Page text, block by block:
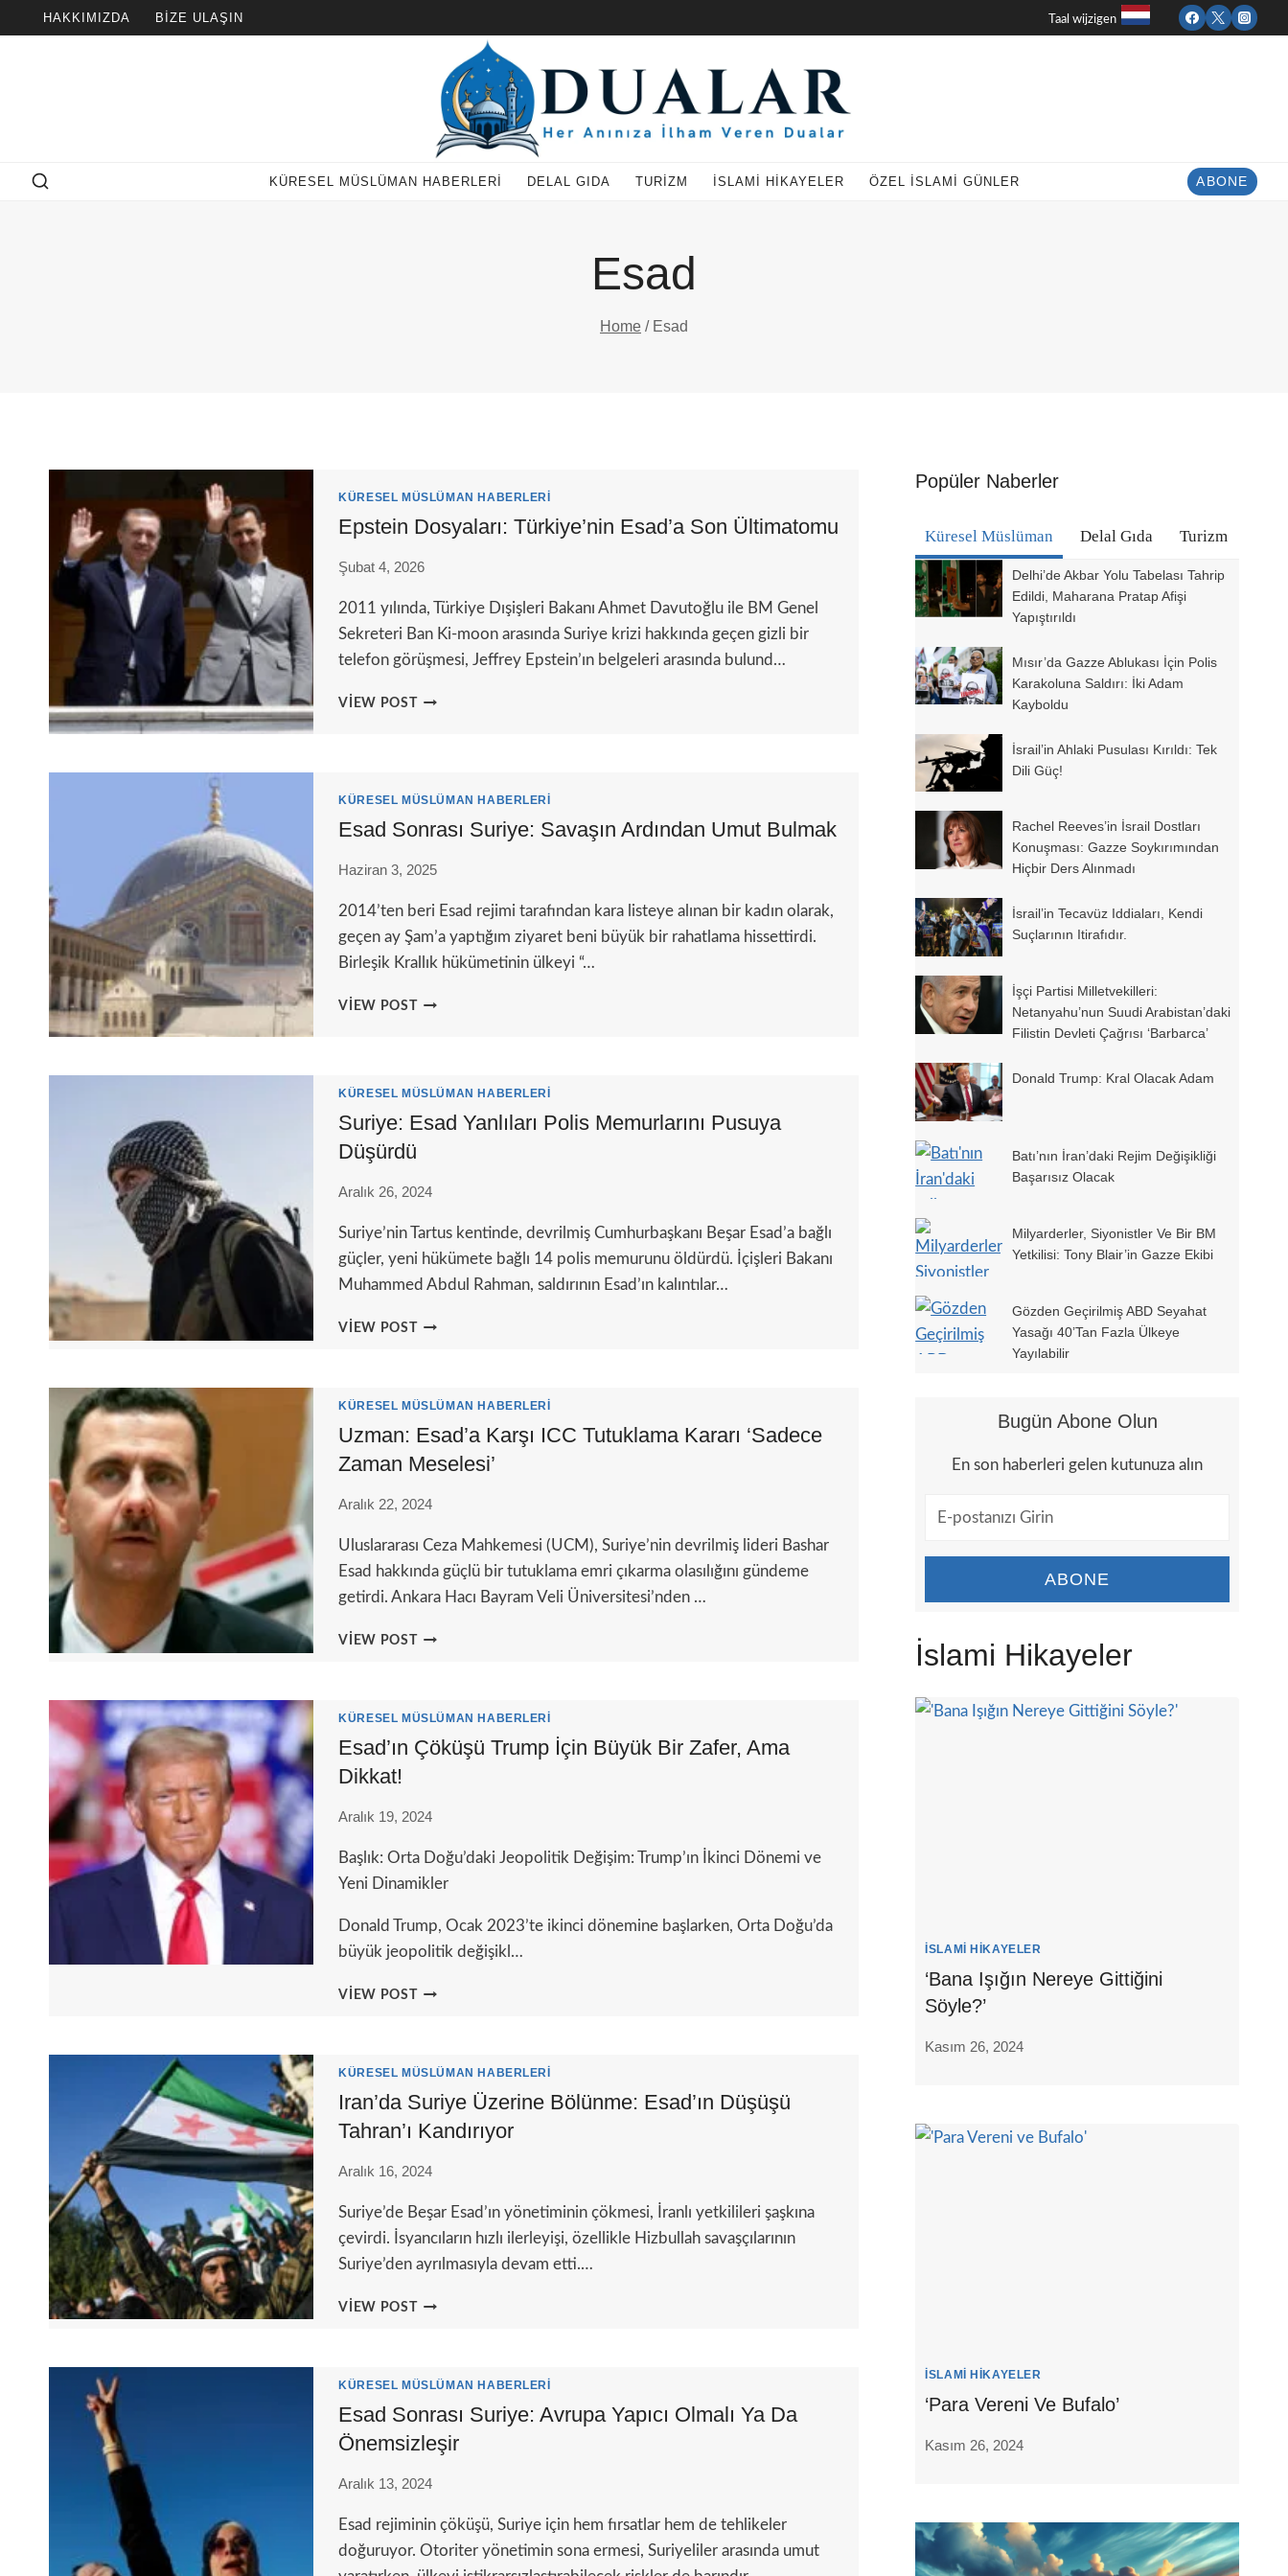
to
HAKKIMIZDA BIZE ULAŞIN Taal wijzigen
KÜRESEL MÜSLÜMAN HABERLERI DELAL GIDA TURIZM İSLAMI HIKAYELER ÖZEL İSLAMI GÜNLER ABONE
Esad
Home / Esad
KÜRESEL MÜSLÜMAN HABERLERI
Epstein Dosyaları: Türkiye’nin Esad’a Son Ültimatomu
Şubat 4, 2026
2011 yılında, Türkiye Dışişleri Bakanı Ahmet Davutoğlu ile BM Genel
Sekreteri Ban Ki-moon arasında Suriye krizi hakkında geçen gizli bir
telefon görüşmesi, Jeffrey Epstein’ın belgeleri arasında bulund…
VIEW POST EPSTEIN
ÜLTIMATOMU
KÜRESEL MÜSLÜMAN HABERLERI
Esad Sonrası Suriye: Savaşın Ardından Umut Bulmak
Haziran 3, 2025
2014’ten beri Esad rejimi tarafından kara listeye alınan bir kadın olarak,
geçen ay Şam’a yaptığım ziyaret beni büyük bir rahatlama hissettirdi.
Birleşik Krallık hükümetinin ülkeyi “…
VIEW POST ESAD
UMUT
BULMAK
KÜRESEL MÜSLÜMAN HABERLERI
Suriye: Esad Yanlıları Polis Memurlarını Pusuya
Düşürdü
Aralık 26, 2024
Suriye’nin Tartus kentinde, devrilmiş Cumhurbaşkanı Beşar Esad’a bağlı
güçler, yeni hükümete bağlı 14 polis memurunu öldürdü. İçişleri Bakanı
Muhammed Abdul Rahman, saldırının Esad’ın kalıntılar…
VIEW POST SURIYE:
MEMURLARINI
DÜŞÜRDÜ
KÜRESEL MÜSLÜMAN HABERLERI
Uzman: Esad’a Karşı ICC Tutuklama Kararı ‘sadece
Zaman Meselesi’
Aralık 22, 2024
Uluslararası Ceza Mahkemesi (UCM), Suriye’nin devrilmiş lideri Bashar
Esad hakkında güçlü bir tutuklama emri çıkarma olasılığını gündeme
getirdi. Ankara Hacı Bayram Veli Üniversitesi’nden …
VIEW POST UZMAN:
TUTUKLAMA
‘SADECE
KÜRESEL MÜSLÜMAN HABERLERI
Esad’ın Çöküşü Trump İçin Büyük Bir Zafer, Ama
Dikkat!
Aralık 19, 2024
Başlık: Orta Doğu’daki Jeopolitik Değişim: Trump’ın İkinci Dönemi ve
Yeni Dinamikler
Donald Trump, Ocak 2023’te ikinci dönemine başlarken, Orta Doğu’da
büyük jeopolitik değişikl…
VIEW POST ESAD’IN
BÜYÜK
ZAFER,
AMA
KÜRESEL MÜSLÜMAN HABERLERI
Iran’da Suriye Üzerine Bölünme: Esad’ın Düşüşü
Tahran’ı Kandırıyor
Aralık 16, 2024
Suriye’de Beşar Esad’ın yönetiminin çökmesi, İranlı yetkilileri şaşkına
çevirdi. İsyancıların hızlı ilerleyişi, özellikle Hizbullah savaşçılarının
Suriye’den ayrılmasıyla devam etti.…
VIEW POST IRAN’DA
ESAD’IN
TAHRAN’I
KANDIRIYOR
KÜRESEL MÜSLÜMAN HABERLERI
Esad Sonrası Suriye: Avrupa Yapıcı Olmalı Ya Da
Önemsizleşir
Aralık 13, 2024
Esad rejiminin çöküşü, Suriye için hem fırsatlar hem de tehlikeler
doğuruyor. Otoriter yönetimin sona ermesi, Suriyeliler arasında umut
Popüler Naberler
Küresel Müslüman Delal Gıda Turizm
Delhi’de Akbar Yolu Tabelası Tahrip
Edildi, Maharana Pratap Afişi
Yapıştırıldı
Mısır’da Gazze Ablukası İçin Polis
Karakoluna Saldırı: İki Adam
Kayboldu
İsrail’in Ahlaki Pusulası Kırıldı: Tek
Dili Güç!
Rachel Reeves’in İsrail Dostları
Konuşması: Gazze Soykırımından
Hiçbir Ders Alınmadı
İsrail’in Tecavüz Iddiaları, Kendi
Suçlarının Itirafıdır.
İşçi Partisi Milletvekilleri:
Netanyahu’nun Suudi Arabistan’daki
Filistin Devleti Çağrısı ‘Barbarca’
Donald Trump: Kral Olacak Adam
Batı’nın İran’daki Rejim Değişikliği
Başarısız Olacak
Milyarderler, Siyonistler Ve Bir BM
Yetkilisi: Tony Blair’in Gazze Ekibi
Gözden Geçirilmiş ABD Seyahat
Yasağı 40’tan Fazla Ülkeye
Yayılabilir
Bugün Abone Olun
En son haberleri gelen kutunuza alın
ABONE
İslami Hikayeler
İSLAMI HIKAYELER
‘Bana Işığın Nereye Gittiğini
Söyle?’
Kasım 26, 2024
İSLAMI HIKAYELER
‘Para Vereni Ve Bufalo’
Kasım 26, 2024